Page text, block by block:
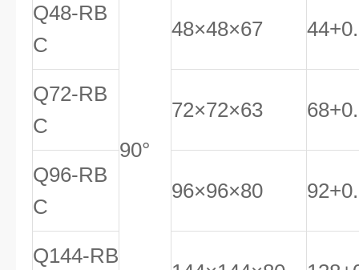
Q48-RB
C
90°
48×48×67 44+0.
Q72-RB
C
72×72×63 68+0.
Q96-RB
C
96×96×80 92+0.
Q144-RB